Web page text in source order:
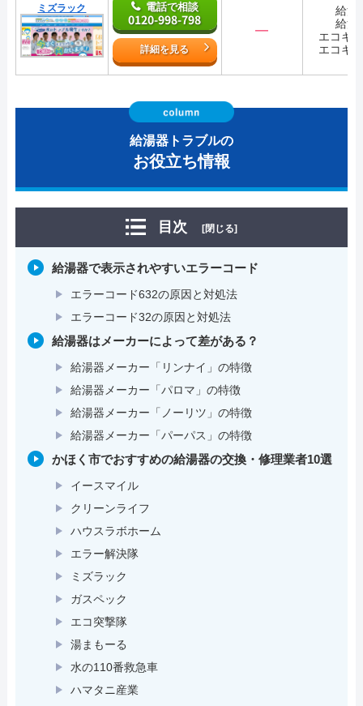
ミズラック 電話で相談
0120-998-798
詳細を見る
―
給湯
給湯
エコキ
エコキ
給湯器トラブルの
お役立ち情報
目次 [閉じる]
給湯器で表示されやすいエラーコード
エラーコード632の原因と対処法
エラーコード32の原因と対処法
給湯器はメーカーによって差がある？
給湯器メーカー「リンナイ」の特徴
給湯器メーカー「パロマ」の特徴
給湯器メーカー「ノーリツ」の特徴
給湯器メーカー「パーパス」の特徴
かほく市でおすすめの給湯器の交換・修理業者10選
イースマイル
クリーンライフ
ハウスラボホーム
エラー解決隊
ミズラック
ガスペック
エコ突撃隊
湯まもーる
水の110番救急車
ハマタニ産業